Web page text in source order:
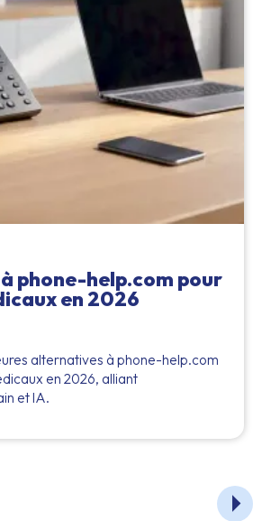
phone-help.com pour
en 2026
alternatives à phone-help.com
en 2026, alliant
et IA.